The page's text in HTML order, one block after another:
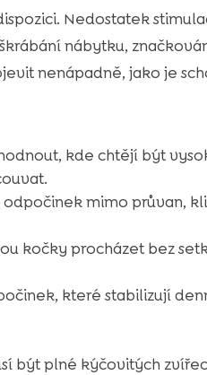
Nedostatek
nábytku,
nenápadně, jako je
kde chtějí být
mimo průvan,
kočky procházet bez
které stabilizují
být plné kýčovitých